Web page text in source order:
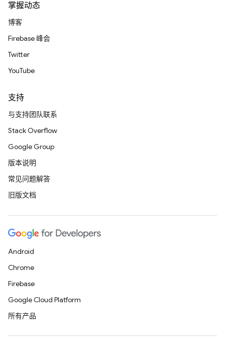
掌握动态
博客
Firebase 峰会
Twitter
YouTube
支持
与支持团队联系
Stack Overflow
Google Group
版本说明
常见问题解答
旧版文档
Android
Chrome
Firebase
Google Cloud Platform
所有产品